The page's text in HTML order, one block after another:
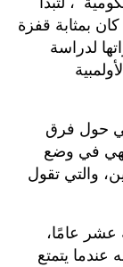
بمثابة قفزة
لدراسة
حول فرق
فهي في وضع
والتي تقول
عشر عامًا،
عندما يتمتع